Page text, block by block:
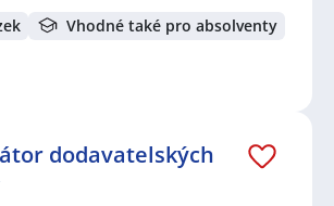
Vhodné také pro absolventy
dodavatelských